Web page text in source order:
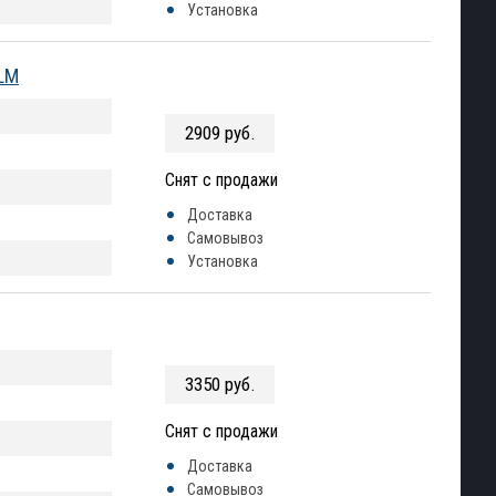
Установка
2909 руб.
Снят с продажи
Доставка
Самовывоз
Установка
3350 руб.
Снят с продажи
Доставка
Самовывоз